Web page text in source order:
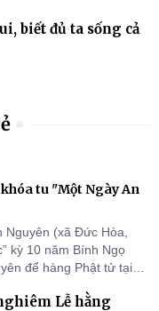
biết đủ ta sống cả
tu "Một Ngày An
Nguyên (xã Đức Hòa,
kỳ 10 năm Bính Ngọ
để hàng Phật tử tại
Lễ hằng